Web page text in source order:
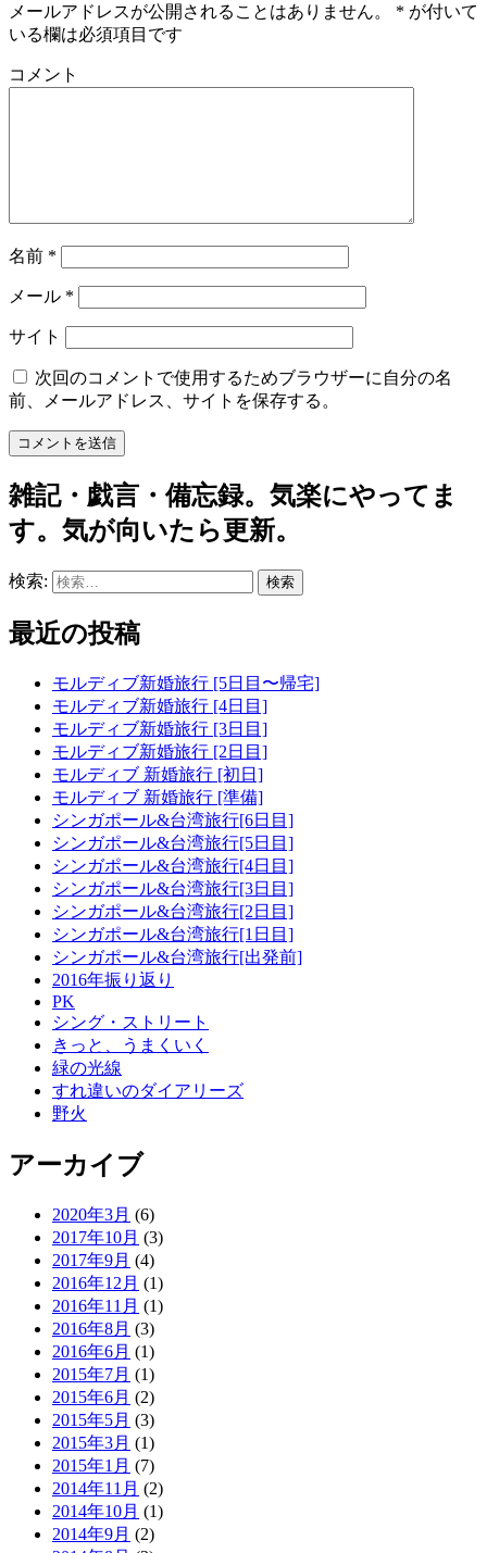
メールアドレスが公開されることはありません。 * が付いて
いる欄は必須項目です
コメント
名前 *
メール *
サイト
次回のコメントで使用するためブラウザーに自分の名
前、メールアドレス、サイトを保存する。
雑記・戯言・備忘録。気楽にやってま
す。気が向いたら更新。
検索:
最近の投稿
モルディブ新婚旅行 [5日目〜帰宅]
モルディブ新婚旅行 [4日目]
モルディブ新婚旅行 [3日目]
モルディブ新婚旅行 [2日目]
モルディブ 新婚旅行 [初日]
モルディブ 新婚旅行 [準備]
シンガポール&台湾旅行[6日目]
シンガポール&台湾旅行[5日目]
シンガポール&台湾旅行[4日目]
シンガポール&台湾旅行[3日目]
シンガポール&台湾旅行[2日目]
シンガポール&台湾旅行[1日目]
シンガポール&台湾旅行[出発前]
2016年振り返り
PK
シング・ストリート
きっと、うまくいく
緑の光線
すれ違いのダイアリーズ
野火
アーカイブ
2020年3月 (6)
2017年10月 (3)
2017年9月 (4)
2016年12月 (1)
2016年11月 (1)
2016年8月 (3)
2016年6月 (1)
2015年7月 (1)
2015年6月 (2)
2015年5月 (3)
2015年3月 (1)
2015年1月 (7)
2014年11月 (2)
2014年10月 (1)
2014年9月 (2)